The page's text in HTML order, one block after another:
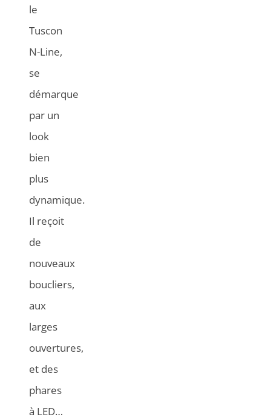
le
Tuscon
N-Line,
se
démarque
par un
look
bien
plus
dynamique.
Il reçoit
de
nouveaux
boucliers,
aux
larges
ouvertures,
et des
phares
à LED…